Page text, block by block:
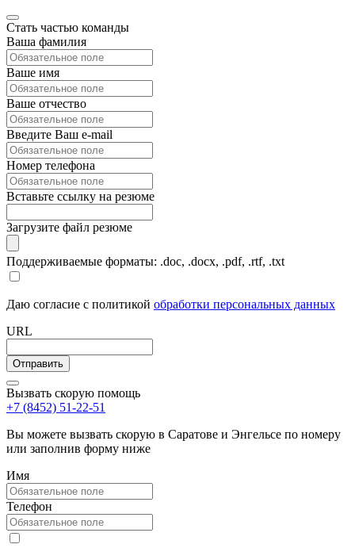
Стать частью команды
Ваша фамилия
Ваше имя
Ваше отчество
Введите Ваш e-mail
Номер телефона
Вставьте ссылку на резюме
Загрузите файл резюме
Поддерживаемые форматы: .doc, .docx, .pdf, .rtf, .txt
Даю согласие с политикой обработки персональных данных
URL
Вызвать скорую помощь
+7 (8452) 51-22-51
Вы можете вызвать скорую в Саратове и Энгельсе по номеру
или заполнив форму ниже
Имя
Телефон